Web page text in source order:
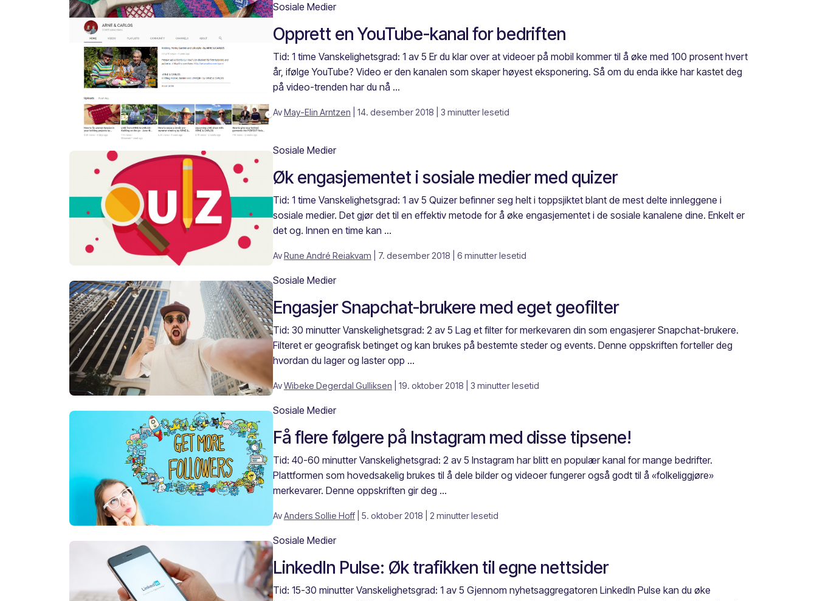
Sosiale Medier
Opprett en YouTube-kanal for bedriften
Tid: 1 time Vanskelighetsgrad: 1 av 5 Er du klar over at videoer på mobil kommer til å øke med 100 prosent hvert
år, ifølge YouTube? Video er den kanalen som skaper høyest eksponering. Så om du enda ikke har kastet deg
på video-trenden har du nå ...
AvMay-Elin Arntzen | 14. desember 2018 | 3 minutter lesetid
Sosiale Medier
Øk engasjementet i sosiale medier med quizer
Tid: 1 time Vanskelighetsgrad: 1 av 5 Quizer befinner seg helt i toppsjiktet blant de mest delte innleggene i
sosiale medier. Det gjør det til en effektiv metode for å øke engasjementet i de sosiale kanalene dine. Enkelt er
det og. Innen en time kan ...
Av Rune André Reiakvam | 7. desember 2018 | 6 minutter lesetid
Sosiale Medier
Engasjer Snapchat-brukere med eget geofilter
Tid: 30 minutter Vanskelighetsgrad: 2 av 5 Lag et filter for merkevaren din som engasjerer Snapchat-brukere.
Filteret er geografisk betinget og kan brukes på bestemte steder og events. Denne oppskriften forteller deg
hvordan du lager og laster opp ...
AvWibeke Degerdal Gulliksen | 19. oktober 2018 | 3 minutter lesetid
Sosiale Medier
Få flere følgere på Instagram med disse tipsene!
Tid: 40-60 minutter Vanskelighetsgrad: 2 av 5 Instagram har blitt en populær kanal for mange bedrifter.
Plattformen som hovedsakelig brukes til å dele bilder og videoer fungerer også godt til å «folkeliggjøre»
merkevarer. Denne oppskriften gir deg ...
AvAnders Sollie Hoff| 5. oktober 2018 | 2 minutter lesetid
Sosiale Medier
LinkedIn Pulse: Øk trafikken til egne nettsider
Tid: 15-30 minutter Vanskelighetsgrad: 1 av 5 Gjennom nyhetsaggregatoren LinkedIn Pulse kan du øke